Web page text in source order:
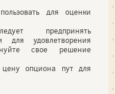
для оценки
предпринять
для удовлетворения
свое решение
цену опциона пут для